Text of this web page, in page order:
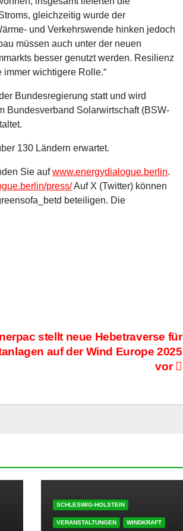
gleichzeitig wurde der
und Verkehrswende hinken jedoch
müssen auch unter der neuen
besser genutzt werden. Resilienz
wichtigere Rolle.“
Bundesregierung statt und wird
Bundesverband Solarwirtschaft (BSW-
130 Ländern erwartet.
Sie aufwww.energydialogue.berlin.
press/Auf X (Twitter) können
beteiligen. Die
stellt neue Hebetraverse für
auf der Wind Europe 2025
vor
SCHLESWIG-HOLSTEIN
VERANSTALTUNGEN WINDKRAFT